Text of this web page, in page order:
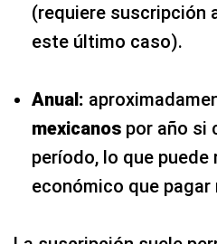
(requiere suscripción
este último caso).
Anual:
mexicanos por año si
período, lo que puede
económico que pagar